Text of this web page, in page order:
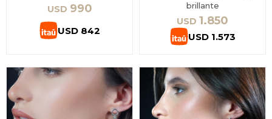
USD 990
USD 842
brillante
USD 1.850
USD 1.573